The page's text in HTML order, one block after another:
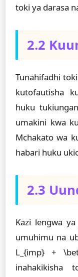
toki ya darasa
2.2
Tunahifadhi
kutofautisha
huku
umakini kwa
Mchakato wa
habari huku
2.3
Kazi lengwa
umuhimu na
L_{imp} +
inahakikisha